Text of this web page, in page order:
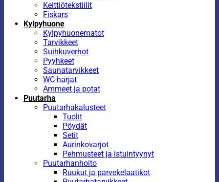
Keittiötekstiilit
Fiskars
Kylpyhuone
Kylpyhuonematot
Tarvikkeet
Suihkuverhot
Pyyhkeet
Saunatarvikkeet
WC-harjat
Ammeet ja potat
Puutarha
Puutarhakalusteet
Tuolit
Pöydät
Setit
Aurinkovarjot
Pehmusteet ja istuintyynyt
Puutarhanhoito
Ruukut ja parvekelaatikot